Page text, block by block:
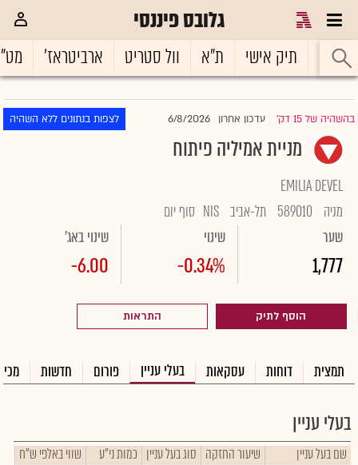
גלובס פיננסי
ראשי תיק אישי ת"א וול סטריט ארביטראז'
בהשהיה של 15 דק' |עדכון אחרון 6/8/2026 לצפות בנתונים ללא השהיה
מניית אמיליה פיתוח
EMILIA DEVEL
מניה
589010 תל-אביב NIS סוף יום
שער
1,777
שינוי
-0.34%
שינוי באג'
-6.00
הוסף לתיק התראות
תמצית דוחות עסקאות בעלי עניין פורום חדשות
בעלי עניין
שם בעל עניין שיעור החזקה סוג בעל עניין כמות ני"ע
שווי באלפי ש"ח